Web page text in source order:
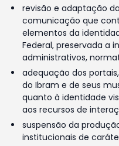
revisão e adaptação
comunicação que
elementos da
Federal, preservada a
administrativos,
adequação dos
do Ibram e de seus
quanto à identidade
aos recursos de
suspensão da
institucionais de